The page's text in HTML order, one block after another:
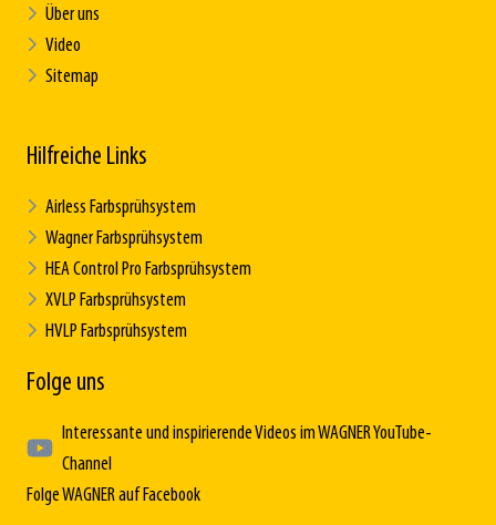
Über uns
Video
Sitemap
Hilfreiche Links
Airless Farbsprühsystem
Wagner Farbsprühsystem
HEA Control Pro Farbsprühsystem
XVLP Farbsprühsystem
HVLP Farbsprühsystem
Folge uns
Interessante und inspirierende Videos im WAGNER YouTube-
Channel
Folge WAGNER auf Facebook